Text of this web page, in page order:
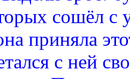
сошёл с
приняла
с ней